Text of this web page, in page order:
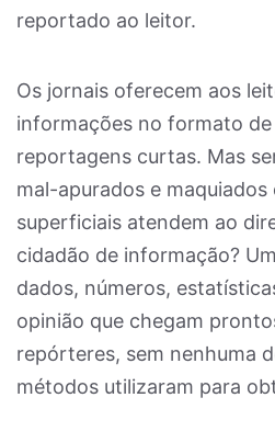
reportado ao leitor.
Os jornais oferecem aos
informações no formato
reportagens curtas. Mas
mal-apurados e
superficiais atendem ao
cidadão de informação?
dados, números,
opinião que chegam
repórteres, sem nenhuma
métodos utilizaram para